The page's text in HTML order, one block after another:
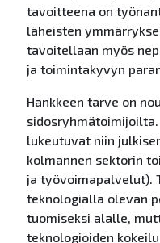
tavoitteena on
läheisten
tavoitellaan myös
ja toimintakyvyn
Hankkeen tarve on
lukeutuvat niin
kolmannen sektorin
ja työvoimapalvelut).
teknologialla olevan
tuomiseksi alalle,
teknologioiden